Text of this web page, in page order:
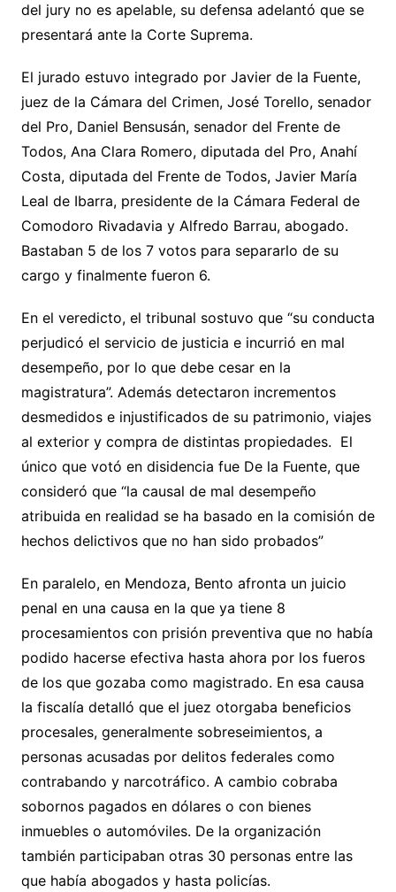
del jury no es apelable, su defensa adelantó que se
presentará ante la Corte Suprema.
El jurado estuvo integrado por Javier de la Fuente,
juez de la Cámara del Crimen, José Torello, senador
del Pro, Daniel Bensusán, senador del Frente de
Todos, Ana Clara Romero, diputada del Pro, Anahí
Costa, diputada del Frente de Todos, Javier María
Leal de Ibarra, presidente de la Cámara Federal de
Comodoro Rivadavia y Alfredo Barrau, abogado.
Bastaban 5 de los 7 votos para separarlo de su
cargo y finalmente fueron 6.
En el veredicto, el tribunal sostuvo que “su conducta
perjudicó el servicio de justicia e incurrió en mal
desempeño, por lo que debe cesar en la
magistratura”. Además detectaron incrementos
desmedidos e injustificados de su patrimonio, viajes
al exterior y compra de distintas propiedades. El
único que votó en disidencia fue De la Fuente, que
consideró que “la causal de mal desempeño
atribuida en realidad se ha basado en la comisión de
hechos delictivos que no han sido probados”
En paralelo, en Mendoza, Bento afronta un juicio
penal en una causa en la que ya tiene 8
procesamientos con prisión preventiva que no había
podido hacerse efectiva hasta ahora por los fueros
de los que gozaba como magistrado. En esa causa
la fiscalía detalló que el juez otorgaba beneficios
procesales, generalmente sobreseimientos, a
personas acusadas por delitos federales como
contrabando y narcotráfico. A cambio cobraba
sobornos pagados en dólares o con bienes
inmuebles o automóviles. De la organización
también participaban otras 30 personas entre las
que había abogados y hasta policías.